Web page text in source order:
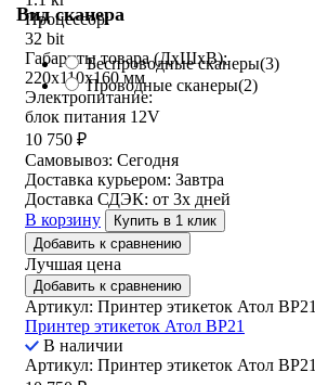
Вид сканера
Беспроводные сканеры(3)
Проводные сканеры(2)
Процессор:
32 bit
Габариты товара (ДxШxВ):
220x110x160 мм
Электропитание:
блок питания 12V
10 750 ₽
Самовывоз: Сегодня
Доставка курьером: Завтра
Доставка СДЭК: от 3х дней
В корзину
Купить в 1 клик
Добавить к сравнению
Лучшая цена
Добавить к сравнению
Артикул: Принтер этикеток Атол BP21
Принтер этикеток Атол BP21
В наличии
Артикул: Принтер этикеток Атол BP21